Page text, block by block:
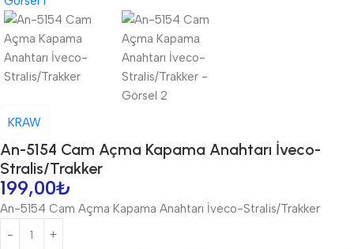
KRAW
An-5154 Cam Açma Kapama Anahtarı İveco-
Stralis/Trakker
199,00₺
An-5154 Cam Açma Kapama Anahtarı İveco-Stralis/Trakker